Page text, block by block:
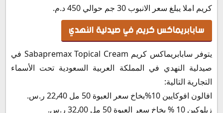
كريم املا يبلغ سعر الانبوب 30 جم حوالي 450 د.م.
سابابريماكس كريم في صيدلية النهدي
يتوفر سابابريماكس كريم Sabapremax Topical Cream في
صيدلية النهدي في المملكة العربية السعودية تحت الأسماء
التجارية التالية:
افالون افوكايين 10%بخاخ سعر العبوة 50 مل 22٫40 ر.س.‏
زيلوكين 10 % بخاخ سعر العبوة 50 مل 32٫00 ر.س.